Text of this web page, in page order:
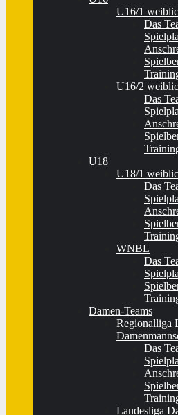
U16/1
Das
U16/2
Das
U18
U18/1
Das
WNBL
Das
Damen-Teams
Regionalliga
Das
Landesliga